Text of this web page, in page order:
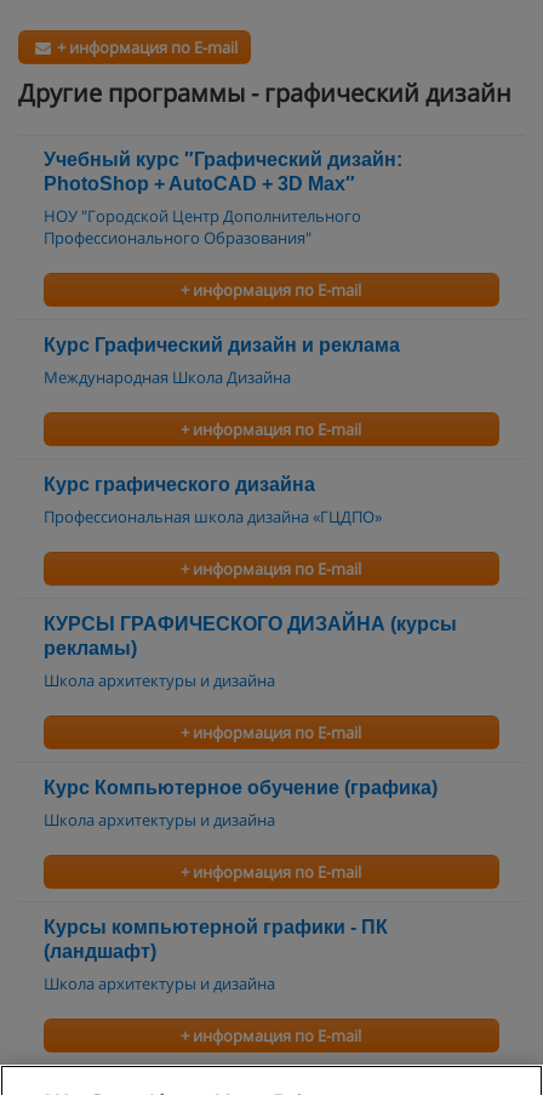
+ информация по E-mail
Другие программы - графический дизайн
Учебный курс ″Графический дизайн:
PhotoShop + AutoCAD + 3D Max″
НОУ "Городской Центр Дополнительного
Профессионального Образования"
+ информация по E-mail
Курс Графический дизайн и реклама
Международная Школа Дизайна
+ информация по E-mail
Курс графического дизайна
Профессиональная школа дизайна «ГЦДПО»
+ информация по E-mail
КУРСЫ ГРАФИЧЕСКОГО ДИЗАЙНА (курсы
рекламы)
Школа архитектуры и дизайна
+ информация по E-mail
Курс Компьютерное обучение (графика)
Школа архитектуры и дизайна
+ информация по E-mail
Курсы компьютерной графики - ПК
(ландшафт)
Школа архитектуры и дизайна
+ информация по E-mail
Дизайн (Графический)